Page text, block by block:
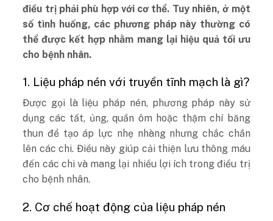
điều trị phải phù hợp với cơ thể. Tuy nhiên, ở một
số tình huống, các phương pháp này thường có
thể được kết hợp nhằm mang lại hiệu quả tối ưu
cho bệnh nhân.
1. Liệu pháp nén với truyền tĩnh mạch là gì?
Được gọi là liệu pháp nén, phương pháp này sử
dụng các tất, ủng, quần ôm hoặc thậm chí băng
thun để tạo áp lực nhẹ nhàng nhưng chắc chắn
lên các chi. Điều này giúp cải thiện lưu thông máu
đến các chi và mang lại nhiều lợi ích trong điều trị
cho bệnh nhân.
2. Cơ chế hoạt động của liệu pháp nén